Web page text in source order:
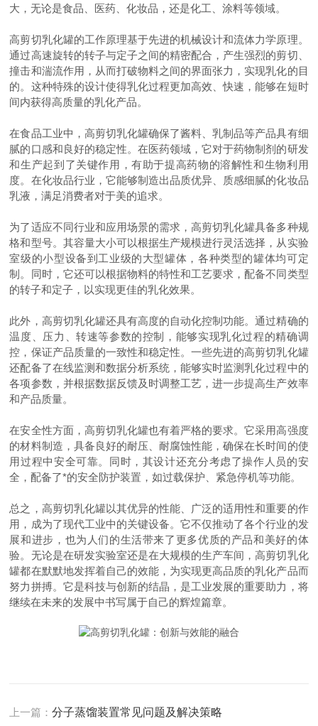
大，无论是食品、医药、化妆品，还是化工、涂料等领域。
高剪切乳化罐的工作原理基于先进的机械设计和流体力学原理。
通过高速旋转的转子与定子之间的精密配合，产生强烈的剪切、
撞击和湍流作用，从而打破物料之间的界面张力，实现乳化的目
的。这种特殊的设计使得乳化过程更加高效、快速，能够在短时
间内获得高质量的乳化产品。
在食品工业中，高剪切乳化罐确保了酱料、乳制品等产品具有细
腻的口感和良好的稳定性。在医药领域，它对于药物制剂的研发
和生产起到了关键作用，有助于提高药物的溶解性和生物利用
度。在化妆品行业，它能够制造出品质优异 、质感细腻的化妆品
乳液，满足消费者对于美的追求。
为了适应不同行业和应用场景的需求，高剪切乳化罐具备多种规
格和型号。其容量大小可以根据生产规模进行灵活选择，从实验
室级的小型设备到工业级的大型罐体， 各种类型的罐体均可定
制 。同时，它还可以根据物料的特性和工艺要求，配备不同类型
的转子和定子，以实现更佳的乳化效果。
此外，高剪切乳化罐还具有高度的自动化控制功能。通过精确的
温度、压力、转速等参数的控制，能够实现乳化过程的精确调
控，保证产品质量的一致性和稳定性。一些先进的高剪切乳化罐
还配备了在线监测和数据分析系统，能够实时监测乳化过程中的
各项参数，并根据数据反馈及时调整工艺，进一步提高生产效率
和产品质量。
在安全性方面，高剪切乳化罐也有着严格的要求。它采用高强度
的材料制造，具备良好的耐压、耐腐蚀性能，确保在长时间的使
用过程中安全可靠。同时，其设计还充分考虑了操作人员的安
全，配备了*的安全防护装置，如过载保护、紧急停机等功能。
总之，高剪切乳化罐以其优异的性能、广泛的适用性和重要的作
用，成为了现代工业中的关键设备。它不仅推动了各个行业的发
展和进步，也为人们的生活带来了更多优质的产品和美好的体
验。无论是在研发实验室还是在大规模的生产车间，高剪切乳化
罐都在默默地发挥着自己的效能，为实现更高品质的乳化产品而
努力拼搏。它是科技与创新的结晶，是工业发展的重要助力，将
继续在未来的发展中书写属于自己的辉煌篇章。
上一篇：分子蒸馏装置常见问题及解决策略